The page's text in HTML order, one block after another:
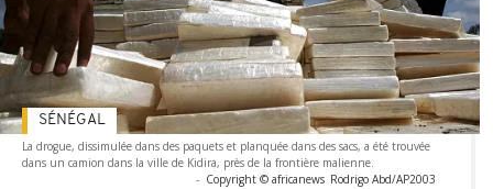
La drogue, dissimulée dans des paquets et planquée dans des sacs, a été trouvée
dans un camion dans la ville de Kidira, près de la frontière malienne.
- Copyright © africanews Rodrigo Abd/AP2003
SÉNÉGAL